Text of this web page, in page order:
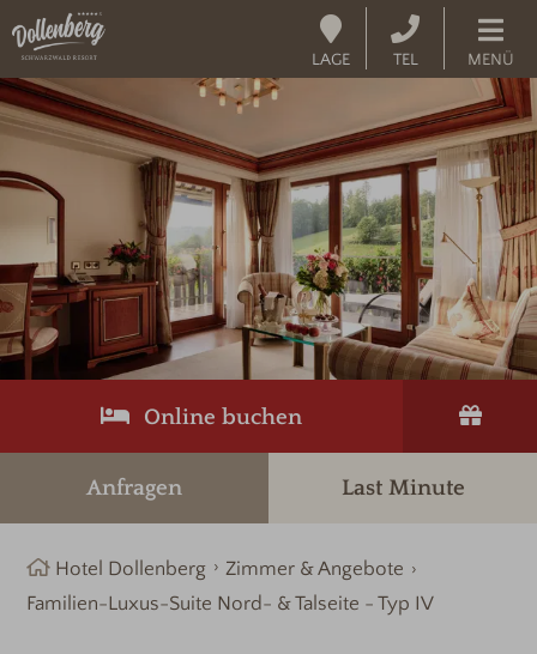
LAGE TEL MENÜ
Online buchen
Anfragen Last Minute
Hotel Dollenberg
Zimmer & Angebote
Familien-Luxus-Suite Nord- & Talseite - Typ IV